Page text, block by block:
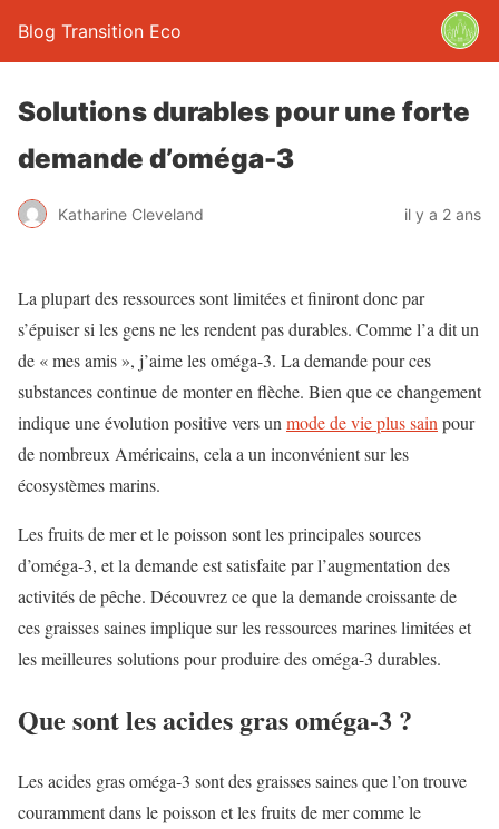
Blog Transition Eco
Solutions durables pour une forte
demande d’oméga-3
Katharine Cleveland il y a 2 ans
La plupart des ressources sont limitées et finiront donc par
s’épuiser si les gens ne les rendent pas durables. Comme l’a dit un
de « mes amis », j’aime les oméga-3. La demande pour ces
substances continue de monter en flèche. Bien que ce changement
indique une évolution positive vers un mode de vie plus sain pour
de nombreux Américains, cela a un inconvénient sur les
écosystèmes marins.
Les fruits de mer et le poisson sont les principales sources
d’oméga-3, et la demande est satisfaite par l’augmentation des
activités de pêche. Découvrez ce que la demande croissante de
ces graisses saines implique sur les ressources marines limitées et
les meilleures solutions pour produire des oméga-3 durables.
Que sont les acides gras oméga-3 ?
Les acides gras oméga-3 sont des graisses saines que l’on trouve
couramment dans le poisson et les fruits de mer comme le